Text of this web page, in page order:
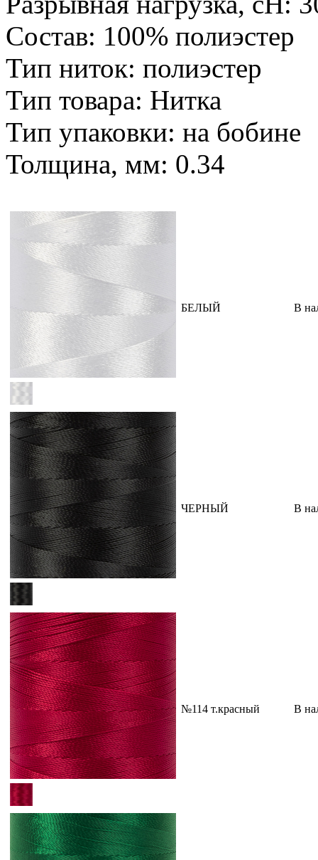
Состав: 100% полиэстер
Тип ниток: полиэстер
Тип товара: Нитка
Тип упаковки: на бобине
Толщина, мм: 0.34
БЕЛЫЙ В
ЧЕРНЫЙ В
№114 т.красный В